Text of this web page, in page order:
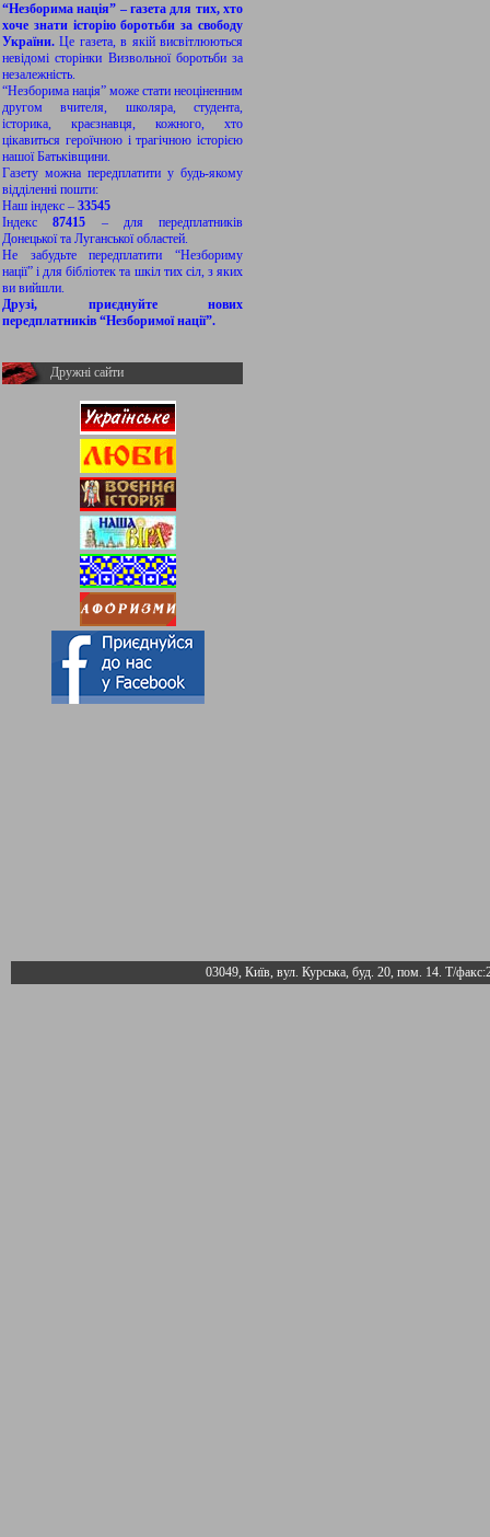
“Незборима нація” – газета для тих, хто
хоче знати історію боротьби за свободу
України.Це газета, в якій висвітлюються
невідомі сторінки Визвольної боротьби за
незалежність.
“Незборима нація” може стати неоціненним
другом вчителя, школяра, студента,
історика, краєзнавця, кожного, хто
цікавиться героїчною і трагічною історією
нашої Батьківщини.
Газету можна передплатити у будь-якому
відділенні пошти:
Наш індекс – 33545
Індекс87415 – для передплатників
Донецької та Луганської областей.
Не забудьте передплатити “Незбориму
нації” і для бібліотек та шкіл тих сіл, з яких
ви вийшли.
Друзі, приєднуйте нових
передплатників “Незборимої нації”.
Дружні сайти
03049, Київ, вул. Курська, буд. 20, пом. 14. Т/